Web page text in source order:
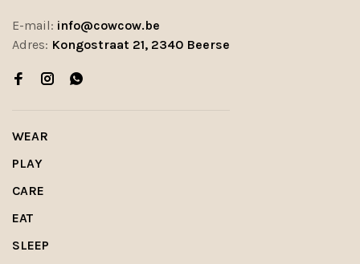
E-mail: info@cowcow.be
Adres: Kongostraat 21, 2340 Beerse
WEAR
PLAY
CARE
EAT
SLEEP